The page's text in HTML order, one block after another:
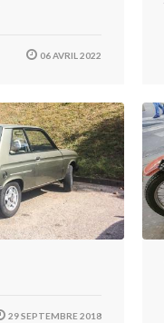
06 AVRIL 2022
29 SEPTEMBRE 2018